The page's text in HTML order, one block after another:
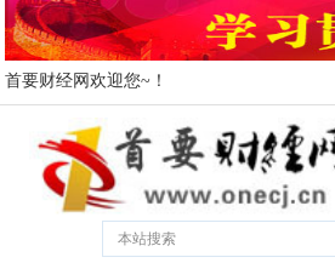
首要财经网欢迎您~！